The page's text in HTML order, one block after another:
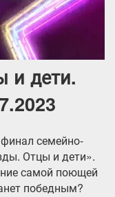
и дети.
семейно-
Отцы и дети».
самой поющей
победным?